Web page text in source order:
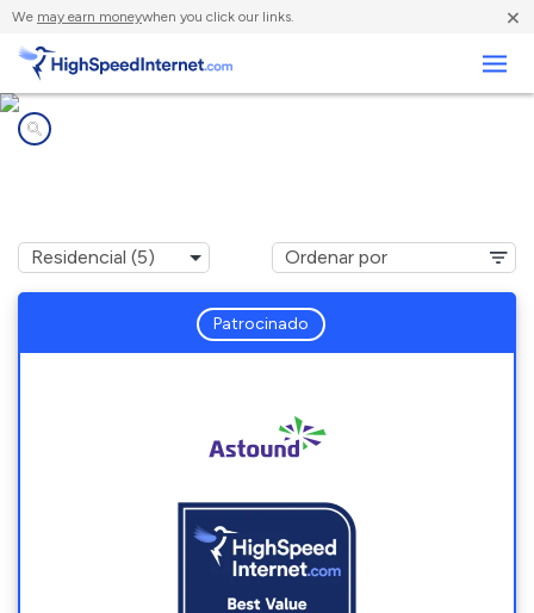
We may earn moneywhen you click our links. ×
Patrocinado